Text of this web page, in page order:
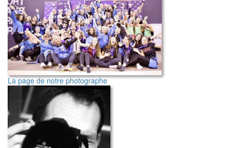
La page de notre photographe